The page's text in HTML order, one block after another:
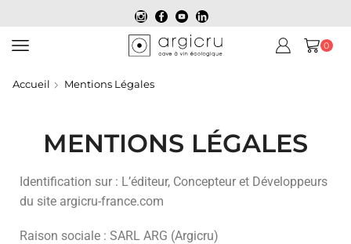
0
Accueil Mentions Légales
MENTIONS LÉGALES
Identification sur : L’éditeur, Concepteur et Développeurs
du site argicru-france.com
Raison sociale : SARL ARG (Argicru)